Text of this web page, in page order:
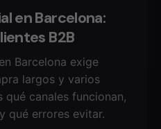
en Barcelona:
B2B
Barcelona exige
largos y varios
qué canales funcionan,
qué errores evitar.